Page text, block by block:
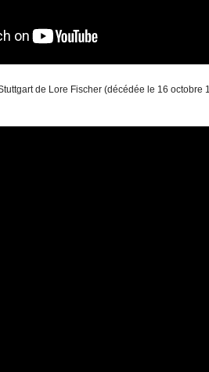
de Lore Fischer (décédée le 16 octobre